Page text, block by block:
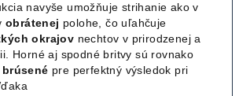
navyše umožňuje strihanie ako v
obrátenej polohe, čo uľahčuje
okrajov nechtov v prirodzenej a
Horné aj spodné britvy sú rovnako
brúsené pre perfektný výsledok pri